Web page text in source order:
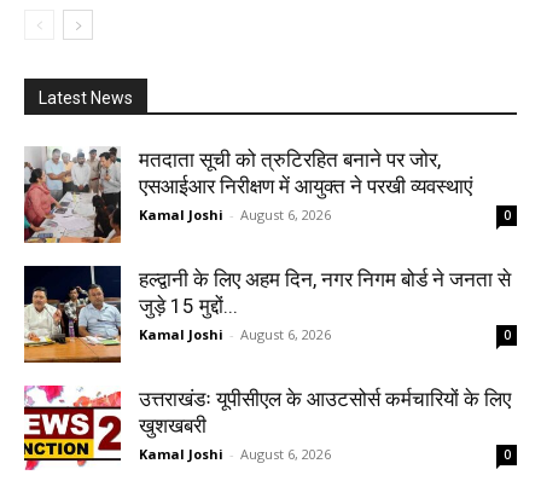
Latest News
मतदाता सूची को त्रुटिरहित बनाने पर जोर,
एसआईआर निरीक्षण में आयुक्त ने परखी व्यवस्थाएं
Kamal Joshi - August 6, 2026 0
हल्द्वानी के लिए अहम दिन, नगर निगम बोर्ड ने जनता से
जुड़े 15 मुद्दों...
Kamal Joshi - August 6, 2026 0
उत्तराखंडः यूपीसीएल के आउटसोर्स कर्मचारियों के लिए
खुशखबरी
Kamal Joshi - August 6, 2026 0